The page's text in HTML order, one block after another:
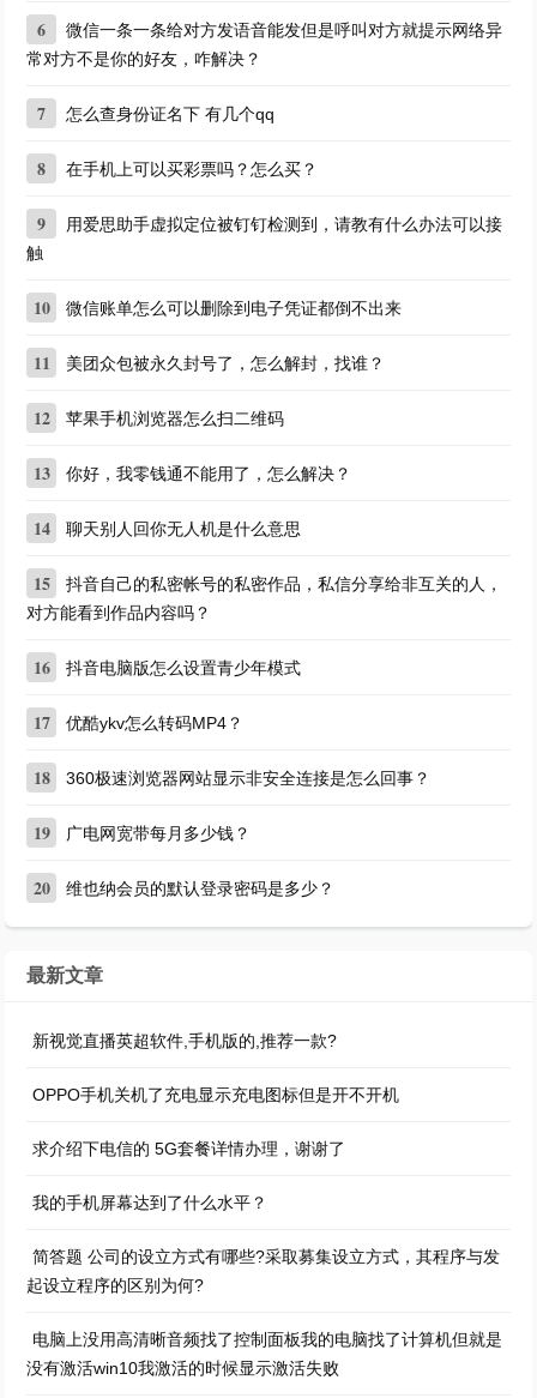
6
微信一条一条给对方发语音能发但是呼叫对方就提示网络异
常对方不是你的好友，咋解决？
7 怎么查身份证名下 有几个qq
8 在手机上可以买彩票吗？怎么买？
9
用爱思助手虚拟定位被钉钉检测到，请教有什么办法可以接
触
10 微信账单怎么可以删除到电子凭证都倒不出来
11 美团众包被永久封号了，怎么解封，找谁？
12 苹果手机浏览器怎么扫二维码
13 你好，我零钱通不能用了，怎么解决？
14 聊天别人回你无人机是什么意思
15
抖音自己的私密帐号的私密作品，私信分享给非互关的人，
对方能看到作品内容吗？
16 抖音电脑版怎么设置青少年模式
17 优酷ykv怎么转码MP4？
18 360极速浏览器网站显示非安全连接是怎么回事？
19 广电网宽带每月多少钱？
20 维也纳会员的默认登录密码是多少？
最新文章
新视觉直播英超软件,手机版的,推荐一款?
OPPO手机关机了充电显示充电图标但是开不开机
求介绍下电信的 5G套餐详情办理，谢谢了
我的手机屏幕达到了什么水平？
简答题 公司的设立方式有哪些?采取募集设立方式，其程序与发
起设立程序的区别为何?
电脑上没用高清晰音频找了控制面板我的电脑找了计算机但就是
没有激活win10我激活的时候显示激活失败